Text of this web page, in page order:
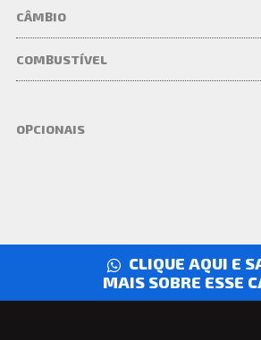
CÂMBIO
COMBUSTÍVEL
OPCIONAIS
CLIQUE AQUI E
MAIS SOBRE ESSE